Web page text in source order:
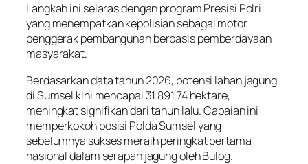
Langkah ini selaras dengan program Presisi Polri
yang menempatkan kepolisian sebagai motor
penggerak pembangunan berbasis pemberdayaan
masyarakat.
Berdasarkan data tahun 2026, potensi lahan jagung
di Sumsel kini mencapai 31.891,74 hektare,
meningkat signifikan dari tahun lalu. Capaian ini
memperkokoh posisi Polda Sumsel yang
sebelumnya sukses meraih peringkat pertama
nasional dalam serapan jagung oleh Bulog.